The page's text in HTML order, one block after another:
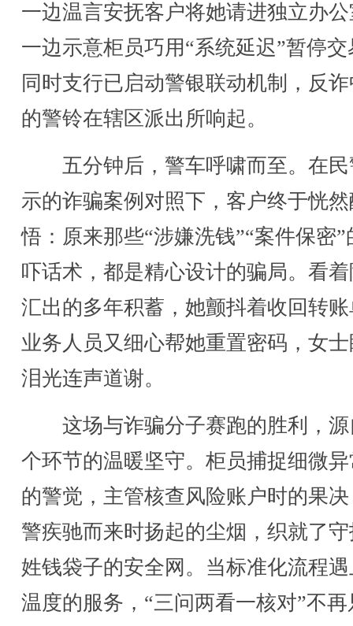
一边温言安抚客户将她请进独立办
一边示意柜员巧用“系统延迟”暂停交
同时支行已启动警银联动机制，反
的警铃在辖区派出所响起。
五分钟后，警车呼啸而至。在民
示的诈骗案例对照下，客户终于恍
悟：原来那些“涉嫌洗钱”“案件保密”
吓话术，都是精心设计的骗局。看
汇出的多年积蓄，她颤抖着收回转
业务人员又细心帮她重置密码，女
泪光连声道谢。
这场与诈骗分子赛跑的胜利，源
个环节的温暖坚守。柜员捕捉细微
的警觉，主管核查风险账户时的果
警疾驰而来时扬起的尘烟，织就了
姓钱袋子的安全网。当标准化流程
温度的服务，“三问两看一核对”不再